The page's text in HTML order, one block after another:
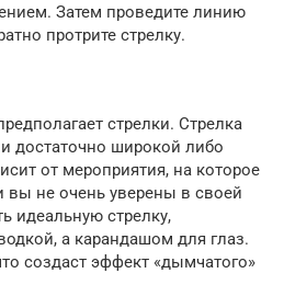
Затем проведите линию
протрите стрелку.
стрелки. Стрелка
достаточно широкой либо
от мероприятия, на которое
вы не очень уверены в своей
идеальную стрелку,
а карандашом для глаз.
создаст эффект «дымчатого»